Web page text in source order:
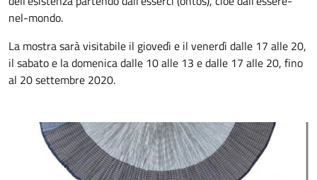
nel-mondo.
La mostra sarà visitabile il giovedì e il venerdì dalle 17 alle 20,
il sabato e la domenica dalle 10 alle 13 e dalle 17 alle 20, fino
al 20 settembre 2020.